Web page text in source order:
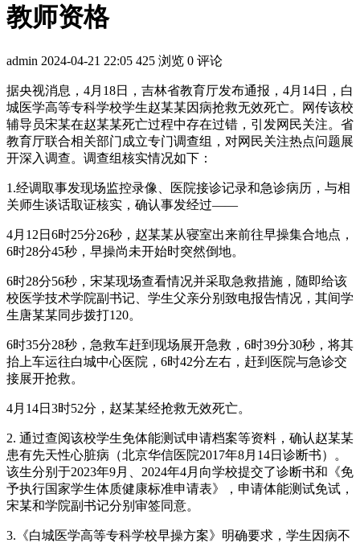
教师资格
admin 2024-04-21 22:05 425 浏览 0 评论
据央视消息，4月18日，吉林省教育厅发布通报，4月14日，白
城医学高等专科学校学生赵某某因病抢救无效死亡。网传该校
辅导员宋某在赵某某死亡过程中存在过错，引发网民关注。省
教育厅联合相关部门成立专门调查组，对网民关注热点问题展
开深入调查。调查组核实情况如下：
1.经调取事发现场监控录像、医院接诊记录和急诊病历，与相
关师生谈话取证核实，确认事发经过——
4月12日6时25分26秒，赵某某从寝室出来前往早操集合地点，
6时28分45秒，早操尚未开始时突然倒地。
6时28分56秒，宋某现场查看情况并采取急救措施，随即给该
校医学技术学院副书记、学生父亲分别致电报告情况，其间学
生唐某某同步拨打120。
6时35分28秒，急救车赶到现场展开急救，6时39分30秒，将其
抬上车运往白城中心医院，6时42分左右，赶到医院与急诊交
接展开抢救。
4月14日3时52分，赵某某经抢救无效死亡。
2. 通过查阅该校学生免体能测试申请档案等资料，确认赵某某
患有先天性心脏病（北京华信医院2017年8月14日诊断书）。
该生分别于2023年9月、2024年4月向学校提交了诊断书和《免
予执行国家学生体质健康标准申请表》，申请体能测试免试，
宋某和学院副书记分别审签同意。
3.《白城医学高等专科学校早操方案》明确要求，学生因病不